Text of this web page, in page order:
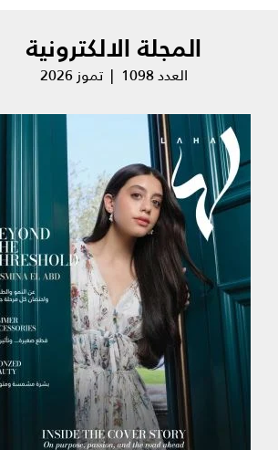
المجلة الالكترونية
العدد 1098 | تموز 2026